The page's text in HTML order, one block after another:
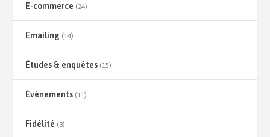
E-commerce (24)
Emailing (14)
Études & enquêtes (15)
Évènements (11)
Fidélité (8)